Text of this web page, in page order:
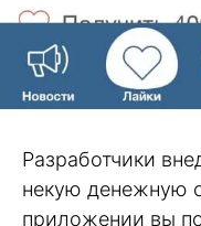
Разработчики
некую денежную
приложении вы